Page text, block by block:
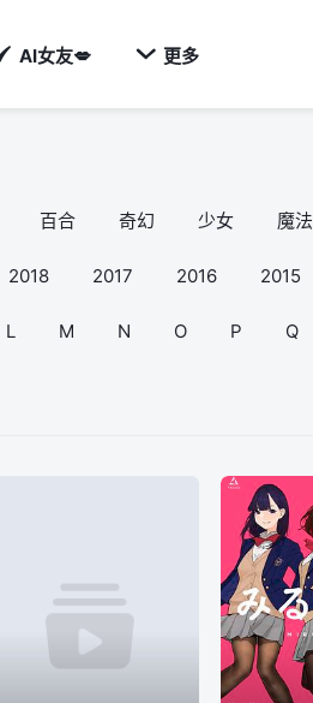
AI女友💋  更多
百合 奇幻 少女 魔法
2018 2017 2016 2015
L M N O P Q